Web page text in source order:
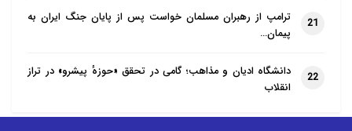
21
ترامپ از رهبران مسلمان خواست پس از پایان جنگ ایران به
پیمان…
22
دانشگاه ادیان و مذاهب؛ گامی در تحقق «حوزهٔ پیشرو» در تراز
انقلاب